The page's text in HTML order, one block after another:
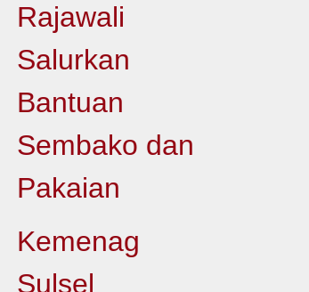
Rajawali
Salurkan
Bantuan
Sembako dan
Pakaian
Kemenag
Sulsel